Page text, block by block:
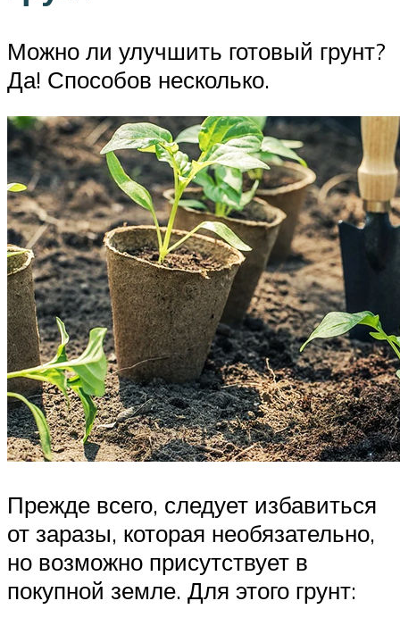
Можно ли улучшить готовый грунт?
Да! Способов несколько.
Прежде всего, следует избавиться
от заразы, которая необязательно,
но возможно присутствует в
покупной земле. Для этого грунт: